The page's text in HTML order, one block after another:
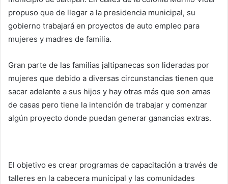
propuso que de llegar a la presidencia municipal, su
gobierno trabajará en proyectos de auto empleo para
mujeres y madres de familia.
Gran parte de las familias jaltipanecas son lideradas por
mujeres que debido a diversas circunstancias tienen que
sacar adelante a sus hijos y hay otras más que son amas
de casas pero tiene la intención de trabajar y comenzar
algún proyecto donde puedan generar ganancias extras.
El objetivo es crear programas de capacitación a través de
talleres en la cabecera municipal y las comunidades